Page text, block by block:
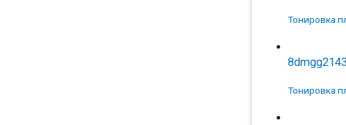
Тонировка
Тонировка